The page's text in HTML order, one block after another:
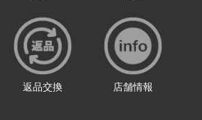
返品交換 店舗情報